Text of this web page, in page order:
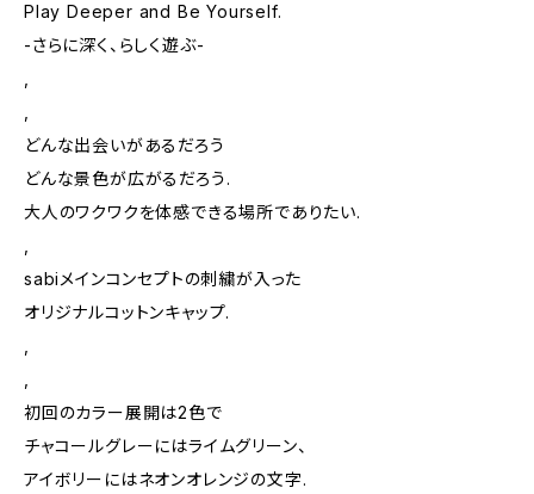
Play Deeper and Be Yourself.
-さらに深く、らしく遊ぶ-
どんな出会いがあるだろう
どんな景色が広がるだろう.
大人のワクワクを体感できる場所でありたい.
sabiメインコンセプトの刺繍が入った
オリジナルコットンキャップ.
初回のカラー展開は2色で
チャコールグレーにはライムグリーン、
アイボリーにはネオンオレンジの文字.